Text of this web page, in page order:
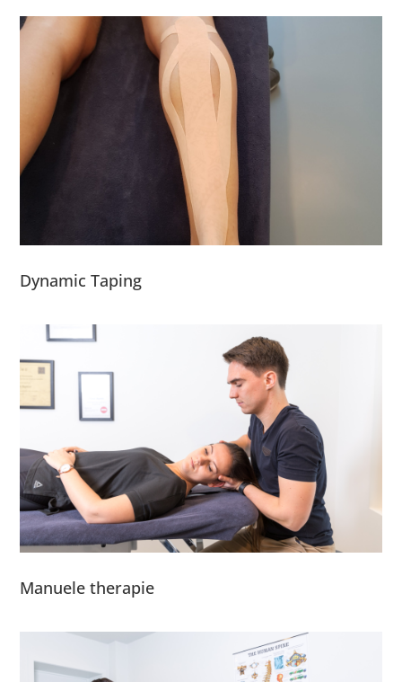
Dynamic Taping
Manuele therapie